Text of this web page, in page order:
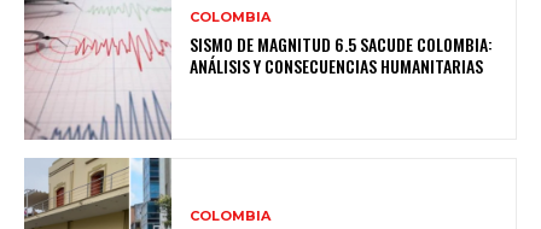
COLOMBIA
SISMO DE MAGNITUD 6.5 SACUDE COLOMBIA:
ANÁLISIS Y CONSECUENCIAS HUMANITARIAS
COLOMBIA